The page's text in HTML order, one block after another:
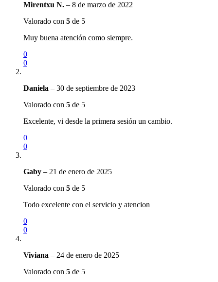
Mirentxu N. – 8 de marzo de 2022
Valorado con 5 de 5
Muy buena atención como siempre.
0
0
Daniela – 30 de septiembre de 2023
Valorado con 5 de 5
Excelente, vi desde la primera sesión un cambio.
0
0
Gaby – 21 de enero de 2025
Valorado con 5 de 5
Todo excelente con el servicio y atencion
0
0
Viviana – 24 de enero de 2025
Valorado con 5 de 5